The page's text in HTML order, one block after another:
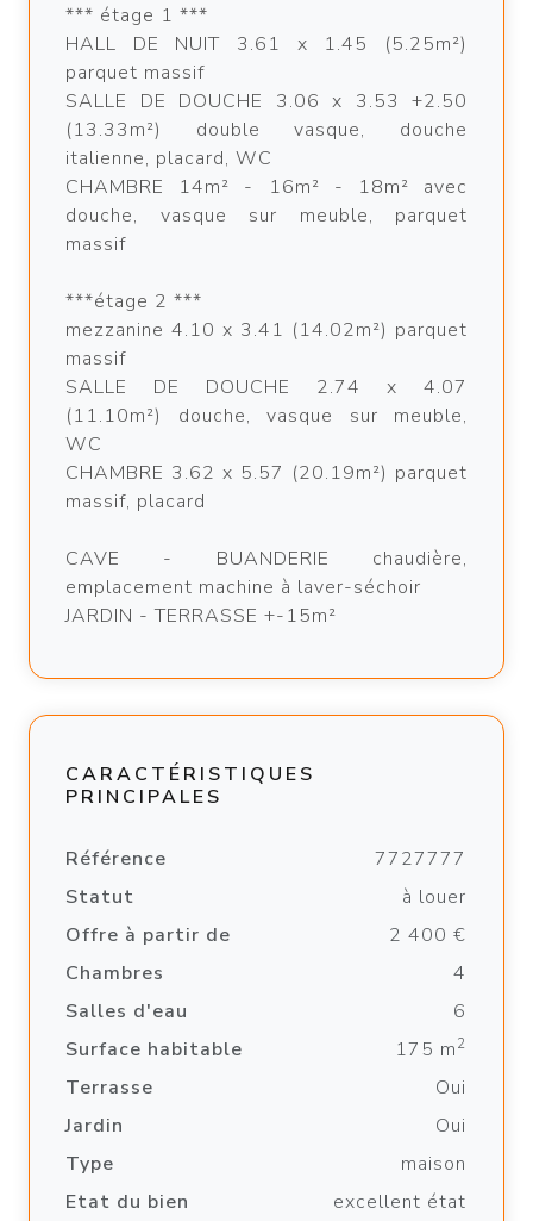
*** étage 1 ***
HALL DE NUIT 3.61 x 1.45 (5.25m²)
parquet massif
SALLE DE DOUCHE 3.06 x 3.53 +2.50
(13.33m²) double vasque, douche
italienne, placard, WC
CHAMBRE 14m² - 16m² - 18m² avec
douche, vasque sur meuble, parquet
massif
***étage 2 ***
mezzanine 4.10 x 3.41 (14.02m²) parquet
massif
SALLE DE DOUCHE 2.74 x 4.07
(11.10m²) douche, vasque sur meuble,
WC
CHAMBRE 3.62 x 5.57 (20.19m²) parquet
massif, placard
CAVE - BUANDERIE chaudière,
emplacement machine à laver-séchoir
JARDIN - TERRASSE +-15m²
CARACTÉRISTIQUES
PRINCIPALES
Référence
7727777
Statut
à louer
Offre à partir de
2 400 €
Chambres
4
Salles d'eau
6
Surface habitable
175 m2
Terrasse
Oui
Jardin
Oui
Type
maison
Etat du bien
excellent état